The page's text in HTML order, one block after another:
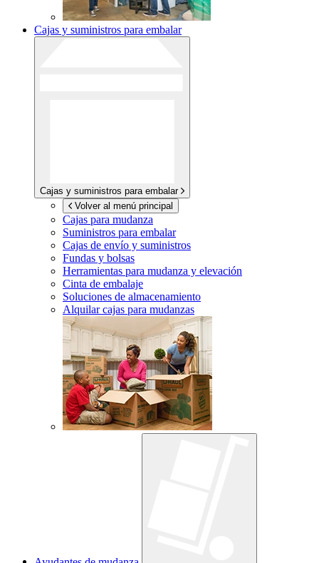
Cajas y suministros para embalar
Cajas y suministros para embalar
Volver al menú principal
Cajas para mudanza
Suministros para embalar
Cajas de envío y suministros
Fundas y bolsas
Herramientas para mudanza y elevación
Cinta de embalaje
Soluciones de almacenamiento
Alquilar cajas para mudanzas